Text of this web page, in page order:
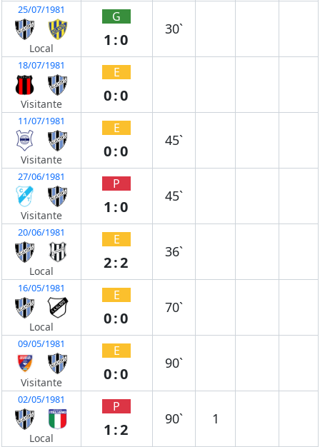
25/07/1981
Local
G
1:0
30`
18/07/1981
Visitante
E
0:0
11/07/1981
Visitante
E
0:0
45`
27/06/1981
Visitante
P
1:0
45`
20/06/1981
Local
E
2:2
36`
16/05/1981
Local
E
0:0
70`
09/05/1981
Visitante
E
0:0
90`
02/05/1981
Local
P
1:2
90` 1